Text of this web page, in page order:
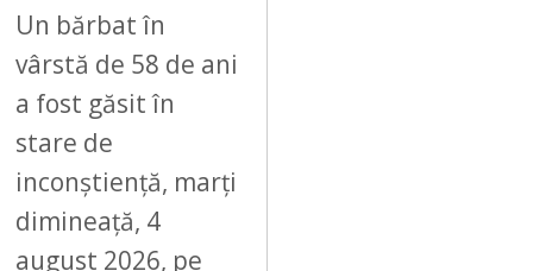
Un bărbat în
vârstă de 58 de ani
a fost găsit în
stare de
inconștiență, marți
dimineață, 4
august 2026, pe